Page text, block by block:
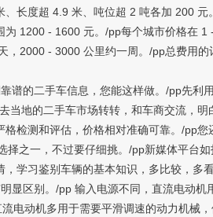
、长度超 4.9 米、吨位超 2 吨各加 200
为 1200 - 1600 元。/pp每个城市价格在
，2000 - 3000 公里约一周。/pp总费用
的二手车信息，您能这样做。/pp先利
当地的二手车市场转转，和车商交流，
检测和评估，价格相对准确可靠。/pp
择之一，不过要仔细挑。/pp新媒体平台
学习鉴别车辆的基本知识，多比较，
区别。/pp 输入电源不同，直流电动机
电动机多用于需要平滑调速的动力机械